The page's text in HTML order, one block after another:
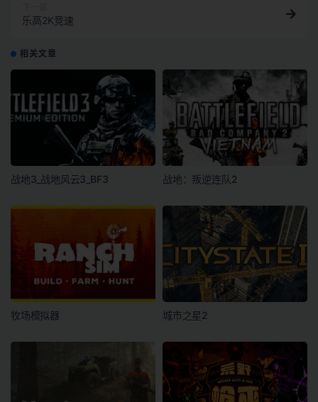
乐高2K竞速
相关文章
战地3_战地风云3_BF3 战地：叛逆连队2
牧场模拟器 城市之星2